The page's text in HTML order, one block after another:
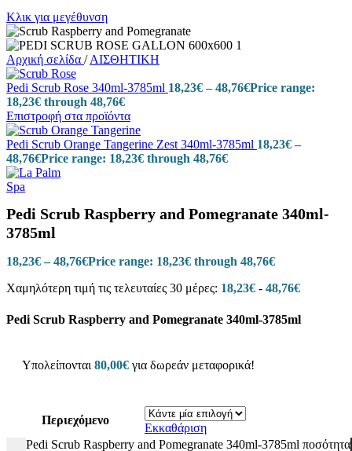
Κλικ για μεγέθυνση
Αρχική σελίδα / ΑΙΣΘΗΤΙΚΗ
Pedi Scrub Rose 340ml-3785ml 18,23€ – 48,76€Price range:
18,23€ through 48,76€
Επιστροφή στα προϊόντα
Pedi Scrub Orange Tangerine Zest 340ml-3785ml 18,23€ –
48,76€Price range: 18,23€ through 48,76€
Pedi Scrub Raspberry and Pomegranate 340ml-
3785ml
18,23€ – 48,76€Price range: 18,23€ through 48,76€
Χαμηλότερη τιμή τις τελευταίες 30 μέρες: 18,23€ - 48,76€
Pedi Scrub Raspberry and Pomegranate 340ml-3785ml
Υπολείπονται 80,00€ για δωρεάν μεταφορικά!
Περιεχόμενο
Εκκαθάριση
Pedi Scrub Raspberry and Pomegranate 340ml-3785ml ποσότητα